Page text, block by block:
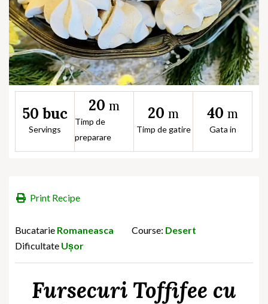
50 buc
Servings
20 m
Timp de
preparare
20 m
Timp de gatire
40 m
Gata in
Print Recipe
Bucatarie Romaneasca Course: Desert
Dificultate Ușor
Fursecuri Toffifee cu